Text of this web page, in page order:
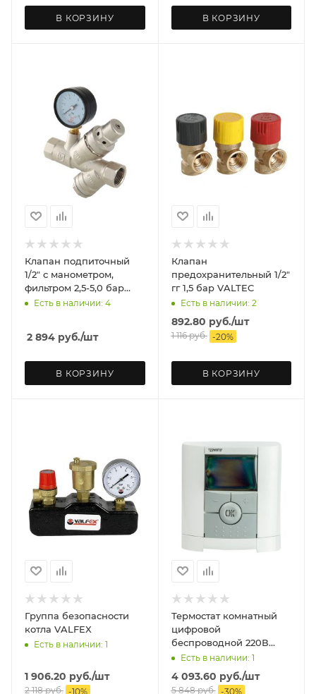
В КОРЗИНУ В КОРЗИНУ
Клапан подпиточный
1/2" с манометром,
фильтром 2,5-5,0 бар
VALTEC
Есть в наличии: 4
2 894 руб./шт
В КОРЗИНУ
Клапан
предохранительный 1/2"
гг 1,5 бар VALTEC
Есть в наличии: 2
892.80 руб./шт
1 116руб. -20%
В КОРЗИНУ
Группа безопасности
котла VALFEX
Есть в наличии: 1
1 906.20 руб./шт
2 118руб. -10%
Термостат комнатный
цифровой
беспроводной 220В
BTDP-RF WATTS
Есть в наличии: 1
4 093.60 руб./шт
5 848руб. -30%